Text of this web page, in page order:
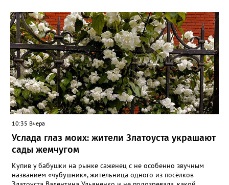
10:35 Вчера
Услада глаз моих: жители Златоуста украшают
сады жемчугом
Купив у бабушки на рынке саженец с не особенно звучным
названием «чубушник», жительница одного из посёлков